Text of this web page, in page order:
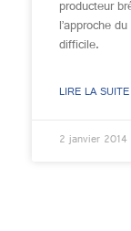
producteur
l’approche
difficile.
LIRE LA
2 janvier 2014